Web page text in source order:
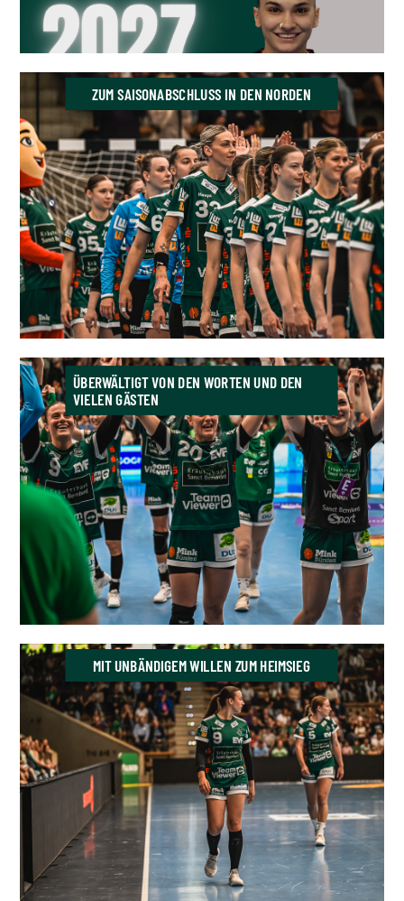
ZUM SAISONABSCHLUSS IN DEN NORDEN
ÜBERWÄLTIGT VON DEN WORTEN UND DEN
VIELEN GÄSTEN
MIT UNBÄNDIGEM WILLEN ZUM HEIMSIEG